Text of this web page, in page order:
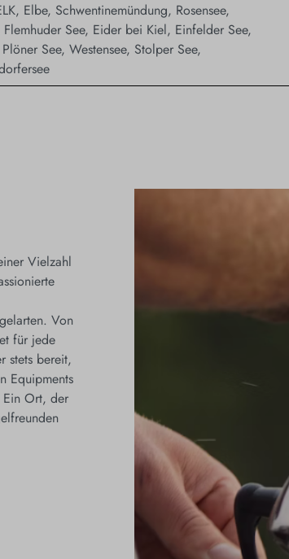
Elbe, Schwentinemündung, Rosensee,
Flemhuder See, Eider bei Kiel, Einfelder See,
See, Westensee, Stolper See,
Vielzahl
Von
für jede
stets bereit,
Equipments
Ort, der